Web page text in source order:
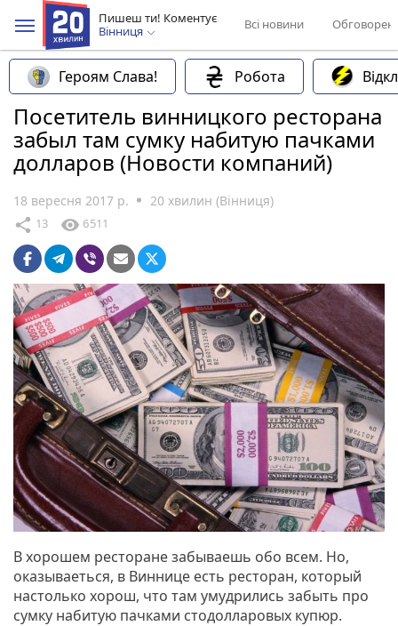
Пишеш ти! Коментує
Вінниця
Всі новини
Героям Слава! Робота
Посетитель винницкого ресторана
забыл там сумку набитую пачками
долларов (Новости компаний)
18 вересня 2017 р. 20 хвилин (Вінниця)
share 13 visibility 6511
В хорошем ресторане забываешь обо всем. Но,
оказываеться, в Виннице есть ресторан, который
настолько хорош, что там умудрились забыть про
сумку набитую пачками стодолларовых купюр.